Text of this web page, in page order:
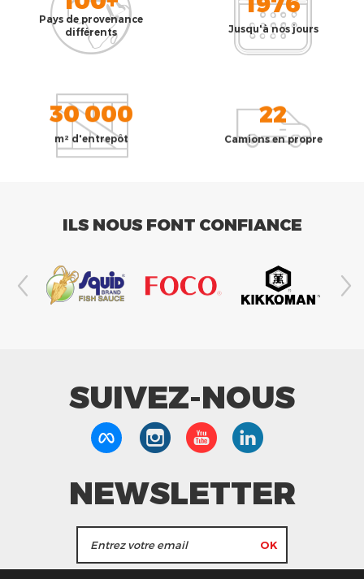
Pays de provenance
différents
Jusqu'à nos jours
30 000
m² d'entrepôt
22
Camions en propre
ILS NOUS FONT CONFIANCE
SUIVEZ-NOUS
NEWSLETTER